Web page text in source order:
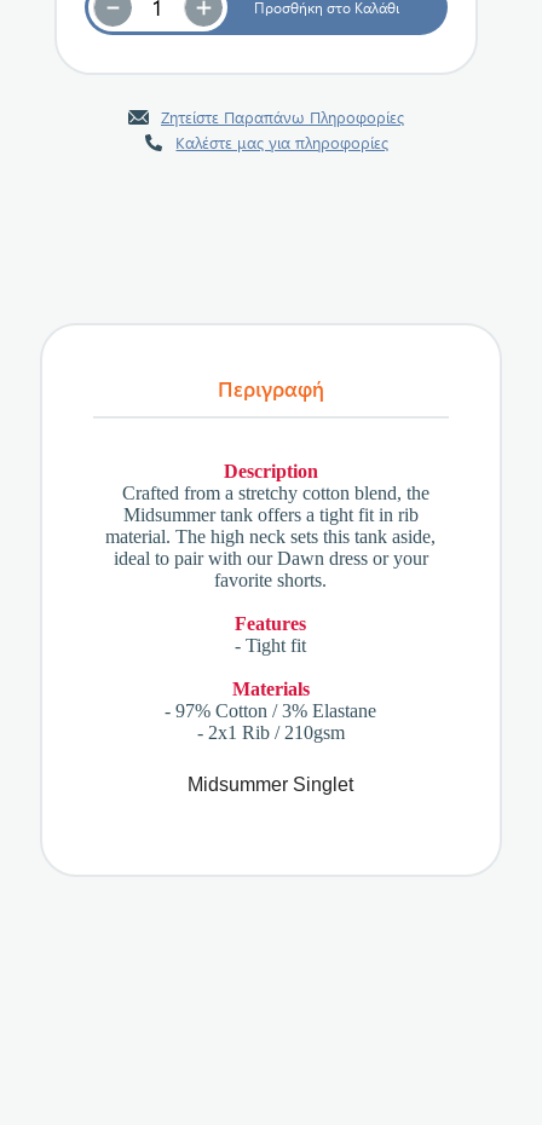
Ζητείστε Παραπάνω Πληροφορίες
Καλέστε μας για πληροφορίες
Περιγραφή
Description
Crafted from a stretchy cotton blend, the
Midsummer tank offers a tight fit in rib
material. The high neck sets this tank aside,
ideal to pair with our Dawn dress or your
favorite shorts.
Features
- Tight fit
Materials
- 97% Cotton / 3% Elastane
- 2x1 Rib / 210gsm
Midsummer Singlet